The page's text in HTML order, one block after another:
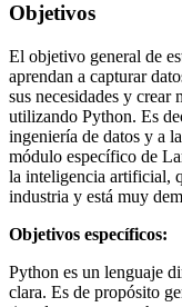
Objetivos
El objetivo general de
aprendan a capturar
sus necesidades y crear
utilizando Python. Es
ingeniería de datos y a
módulo específico de
la inteligencia artificial,
industria y está muy
Objetivos específicos:
Python es un lenguaje
clara. Es de propósito